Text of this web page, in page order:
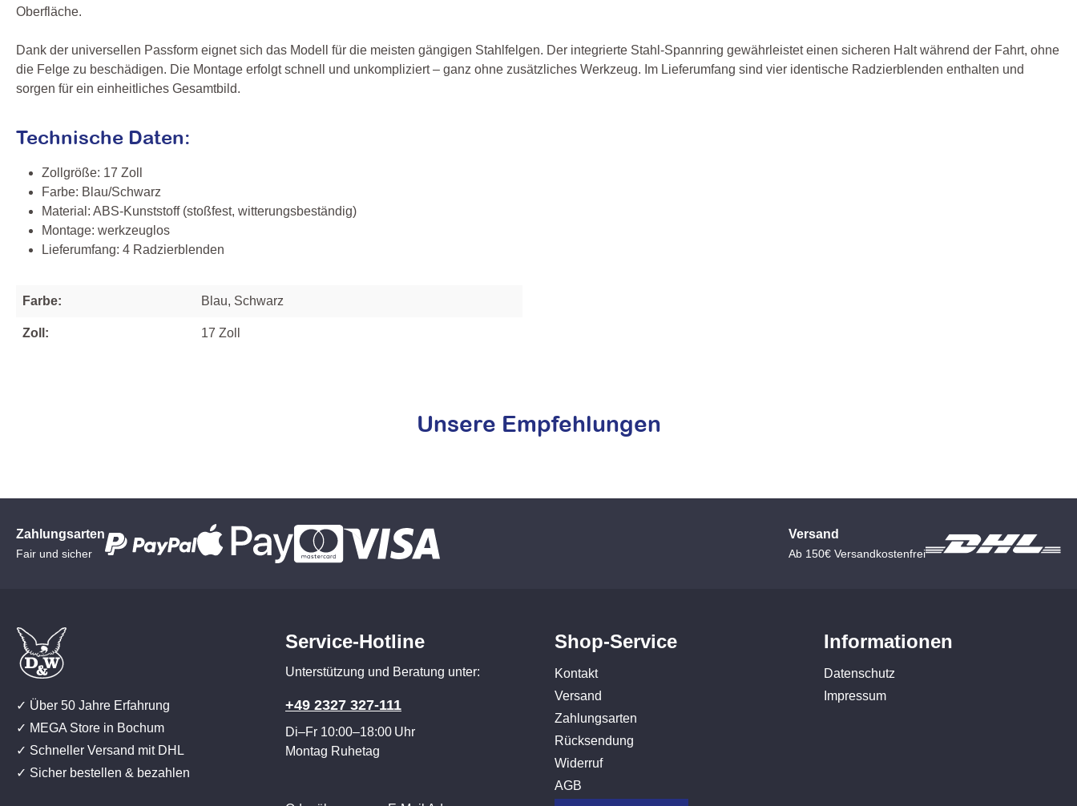
Oberfläche.
Dank der universellen Passform eignet sich das Modell für die meisten gängigen Stahlfelgen. Der integrierte Stahl-Spannring gewährleistet einen sicheren Halt während der Fahrt, ohne
die Felge zu beschädigen. Die Montage erfolgt schnell und unkompliziert – ganz ohne zusätzliches Werkzeug. Im Lieferumfang sind vier identische Radzierblenden enthalten und
sorgen für ein einheitliches Gesamtbild.
Technische Daten:
Zollgröße: 17 Zoll
Farbe: Blau/Schwarz
Material: ABS‑Kunststoff (stoßfest, witterungsbeständig)
Montage: werkzeuglos
Lieferumfang: 4 Radzierblenden
Farbe: Blau, Schwarz
Zoll: 17 Zoll
Unsere Empfehlungen
Zahlungsarten
Fair und sicher
Versand
Ab 150€ Versandkostenfrei
✓ Über 50 Jahre Erfahrung
✓ MEGA Store in Bochum
✓ Schneller Versand mit DHL
✓ Sicher bestellen & bezahlen
Service-Hotline
Unterstützung und Beratung unter:
+49 2327 327-111
Di–Fr 10:00–18:00 Uhr
Montag Ruhetag
Shop-Service
Kontakt
Versand
Zahlungsarten
Rücksendung
Widerruf
AGB
Informationen
Datenschutz
Impressum